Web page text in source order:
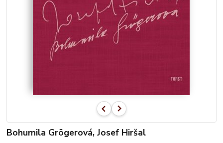
Bohumila Grögerová, Josef Hiršal